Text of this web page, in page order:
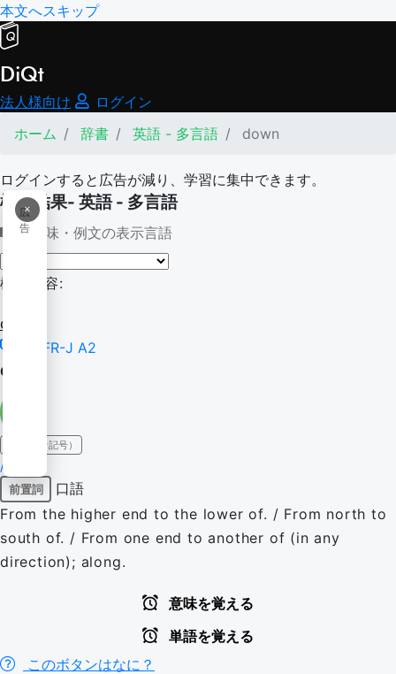
本文へスキップ
DiQt
法人様向け
ログイン
ホーム
辞書 英語 - 多言語 down
ログインすると広告が減り、学習に集中できます。
×
広
告
検索結果- 英語 - 多言語
意味・例文の表示言語
検索内容:
down
CEFR-J A2
down
IPA（発音記号）
/daʊn/
前置詞
口語
From the higher end to the lower of. / From north to
south of. / From one end to another of (in any
direction); along.
意味を覚える
単語を覚える
このボタンはなに？